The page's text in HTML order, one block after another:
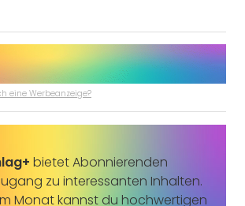
eine Werbeanzeige?
bietet Abonnierenden
zu interessanten Inhalten.
Monat kannst du hochwertigen